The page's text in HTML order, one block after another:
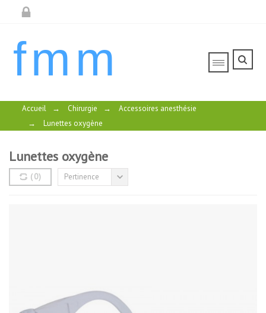
fmm
Accueil → Chirurgie →
Accessoires anesthésie
→
Lunettes oxygène
Lunettes oxygène
(0) Pertinence